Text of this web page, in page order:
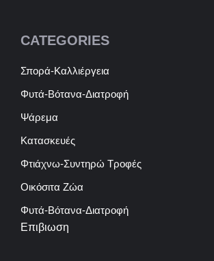
CATEGORIES
Σπορά-Καλλιέργεια
Φυτά-Βότανα-Διατροφή
Ψάρεμα
Κατασκευές
Φτιάχνω-Συντηρώ Τροφές
Οικόσιτα Ζώα
Φυτά-Βότανα-Διατροφή
Επιβιωση